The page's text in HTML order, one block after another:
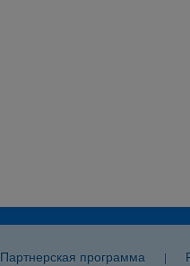
Партнерская программа |